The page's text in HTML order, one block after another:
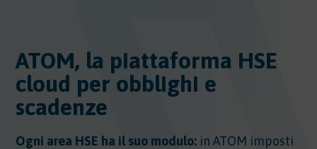
ATOM, la piattaforma HSE
cloud per obblighi e
scadenze
Ogni area HSE ha il suo modulo: in ATOM imposti